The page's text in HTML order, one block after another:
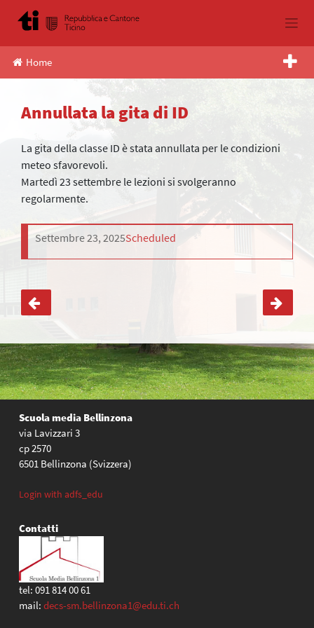
Home
Annullata la gita di ID
La gita della classe ID è stata annullata per le condizioni
meteo sfavorevoli.
Martedì 23 settembre le lezioni si svolgeranno
regolarmente.
Settembre 23, 2025Scheduled
Navigazione
articoli
Scuola media Bellinzona
via Lavizzari 3
cp 2570
6501 Bellinzona (Svizzera)
Login with adfs_edu
Contatti
tel: 091 814 00 61
mail: decs-sm.bellinzona1@edu.ti.ch